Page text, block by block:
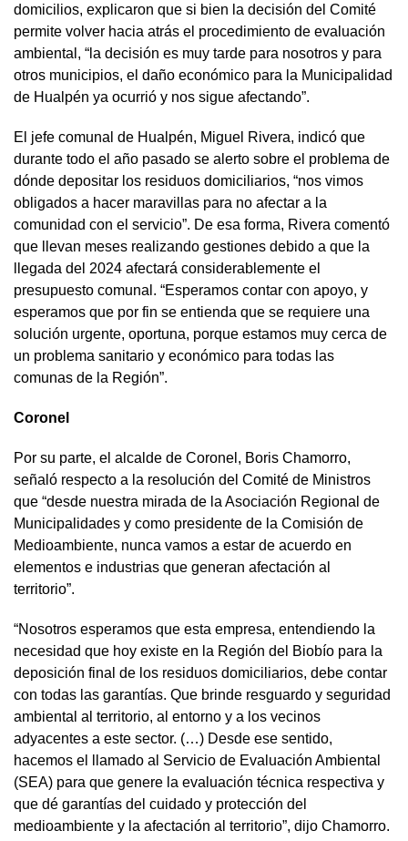
domicilios, explicaron que si bien la decisión del Comité
permite volver hacia atrás el procedimiento de evaluación
ambiental, “la decisión es muy tarde para nosotros y para
otros municipios, el daño económico para la Municipalidad
de Hualpén ya ocurrió y nos sigue afectando”.
El jefe comunal de Hualpén, Miguel Rivera, indicó que
durante todo el año pasado se alerto sobre el problema de
dónde depositar los residuos domiciliarios, “nos vimos
obligados a hacer maravillas para no afectar a la
comunidad con el servicio”. De esa forma, Rivera comentó
que llevan meses realizando gestiones debido a que la
llegada del 2024 afectará considerablemente el
presupuesto comunal. “Esperamos contar con apoyo, y
esperamos que por fin se entienda que se requiere una
solución urgente, oportuna, porque estamos muy cerca de
un problema sanitario y económico para todas las
comunas de la Región”.
Coronel
Por su parte, el alcalde de Coronel, Boris Chamorro,
señaló respecto a la resolución del Comité de Ministros
que “desde nuestra mirada de la Asociación Regional de
Municipalidades y como presidente de la Comisión de
Medioambiente, nunca vamos a estar de acuerdo en
elementos e industrias que generan afectación al
territorio”.
“Nosotros esperamos que esta empresa, entendiendo la
necesidad que hoy existe en la Región del Biobío para la
deposición final de los residuos domiciliarios, debe contar
con todas las garantías. Que brinde resguardo y seguridad
ambiental al territorio, al entorno y a los vecinos
adyacentes a este sector. (…) Desde ese sentido,
hacemos el llamado al Servicio de Evaluación Ambiental
(SEA) para que genere la evaluación técnica respectiva y
que dé garantías del cuidado y protección del
medioambiente y la afectación al territorio”, dijo Chamorro.